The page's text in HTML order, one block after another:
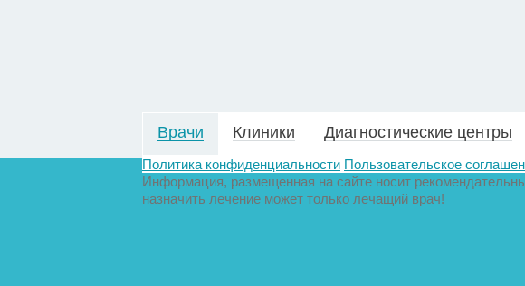
Врачи Клиники Диагностические центры
Политика конфиденциальности Пользовательское
Информация, размещенная на сайте носит
назначить лечение может только лечащий врач!